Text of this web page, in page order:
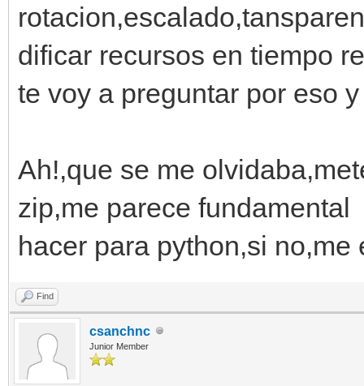
dificar recursos en tiempo
te voy a preguntar por eso
Ah!,que se me
zip,me parece
hacer para python,si
Find
csanchnc
Junior Member